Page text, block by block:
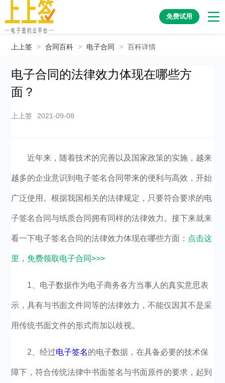
免费试用
上上签 > 合同百科 > 电子合同 > 百科详情
电子合同的法律效力体现在哪些方
面？
上上签 2021-09-08
近年来，随着技术的完善以及国家政策的实施，越来
越多的企业意识到电子签名合同带来的便利与高效，开始
广泛使用。根据我国相关的法律规定，只要符合要求的电
子签名合同与纸质合同拥有同样的法律效力。接下来就来
看一下电子签名合同的法律效力体现在哪些方面： 点击这
里，免费领取电子合同>>>
1、电子数据作为电子商务各方当事人的真实意思表
示，具有与书面文件同等的法律效力，不能仅因其不是采
用传统书面文件的形式而加以歧视。
2、经过电子签名的电子数据，在具备必要的技术保
障下，符合传统法律中书面签名与书面原件的要求，起到